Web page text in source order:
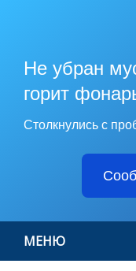
Не убран
горит
Столкнулись с
МЕНЮ